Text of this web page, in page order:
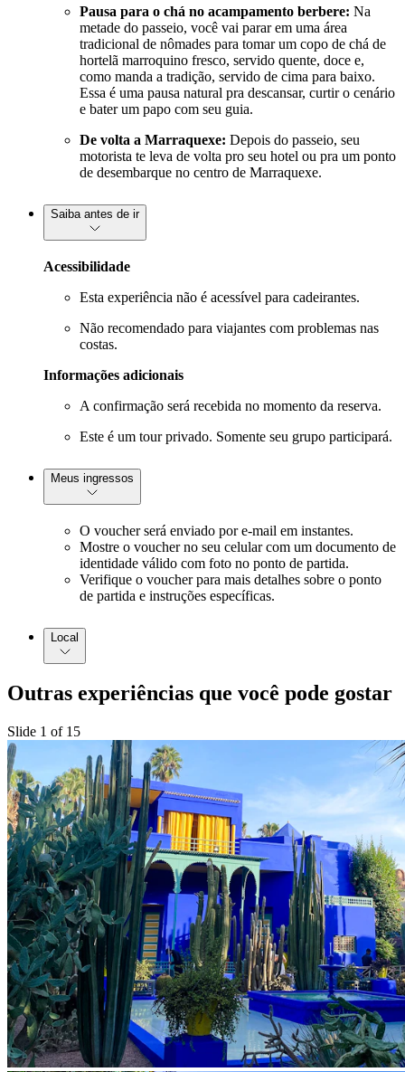
Pausa para o chá no acampamento berbere: Na
metade do passeio, você vai parar em uma área
tradicional de nômades para tomar um copo de chá de
hortelã marroquino fresco, servido quente, doce e,
como manda a tradição, servido de cima para baixo.
Essa é uma pausa natural pra descansar, curtir o cenário
e bater um papo com seu guia.
De volta a Marraquexe: Depois do passeio, seu
motorista te leva de volta pro seu hotel ou pra um ponto
de desembarque no centro de Marraquexe.
Saiba antes de ir
Acessibilidade
Esta experiência não é acessível para cadeirantes.
Não recomendado para viajantes com problemas nas
costas.
Informações adicionais
A confirmação será recebida no momento da reserva.
Este é um tour privado. Somente seu grupo participará.
Meus ingressos
O voucher será enviado por e-mail em instantes.
Mostre o voucher no seu celular com um documento de
identidade válido com foto no ponto de partida.
Verifique o voucher para mais detalhes sobre o ponto
de partida e instruções específicas.
Local
Outras experiências que você pode gostar
Slide 1 of 15